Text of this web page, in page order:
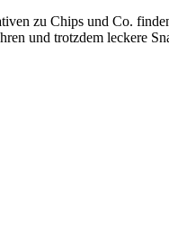
zu Chips und Co.
und trotzdem leckere